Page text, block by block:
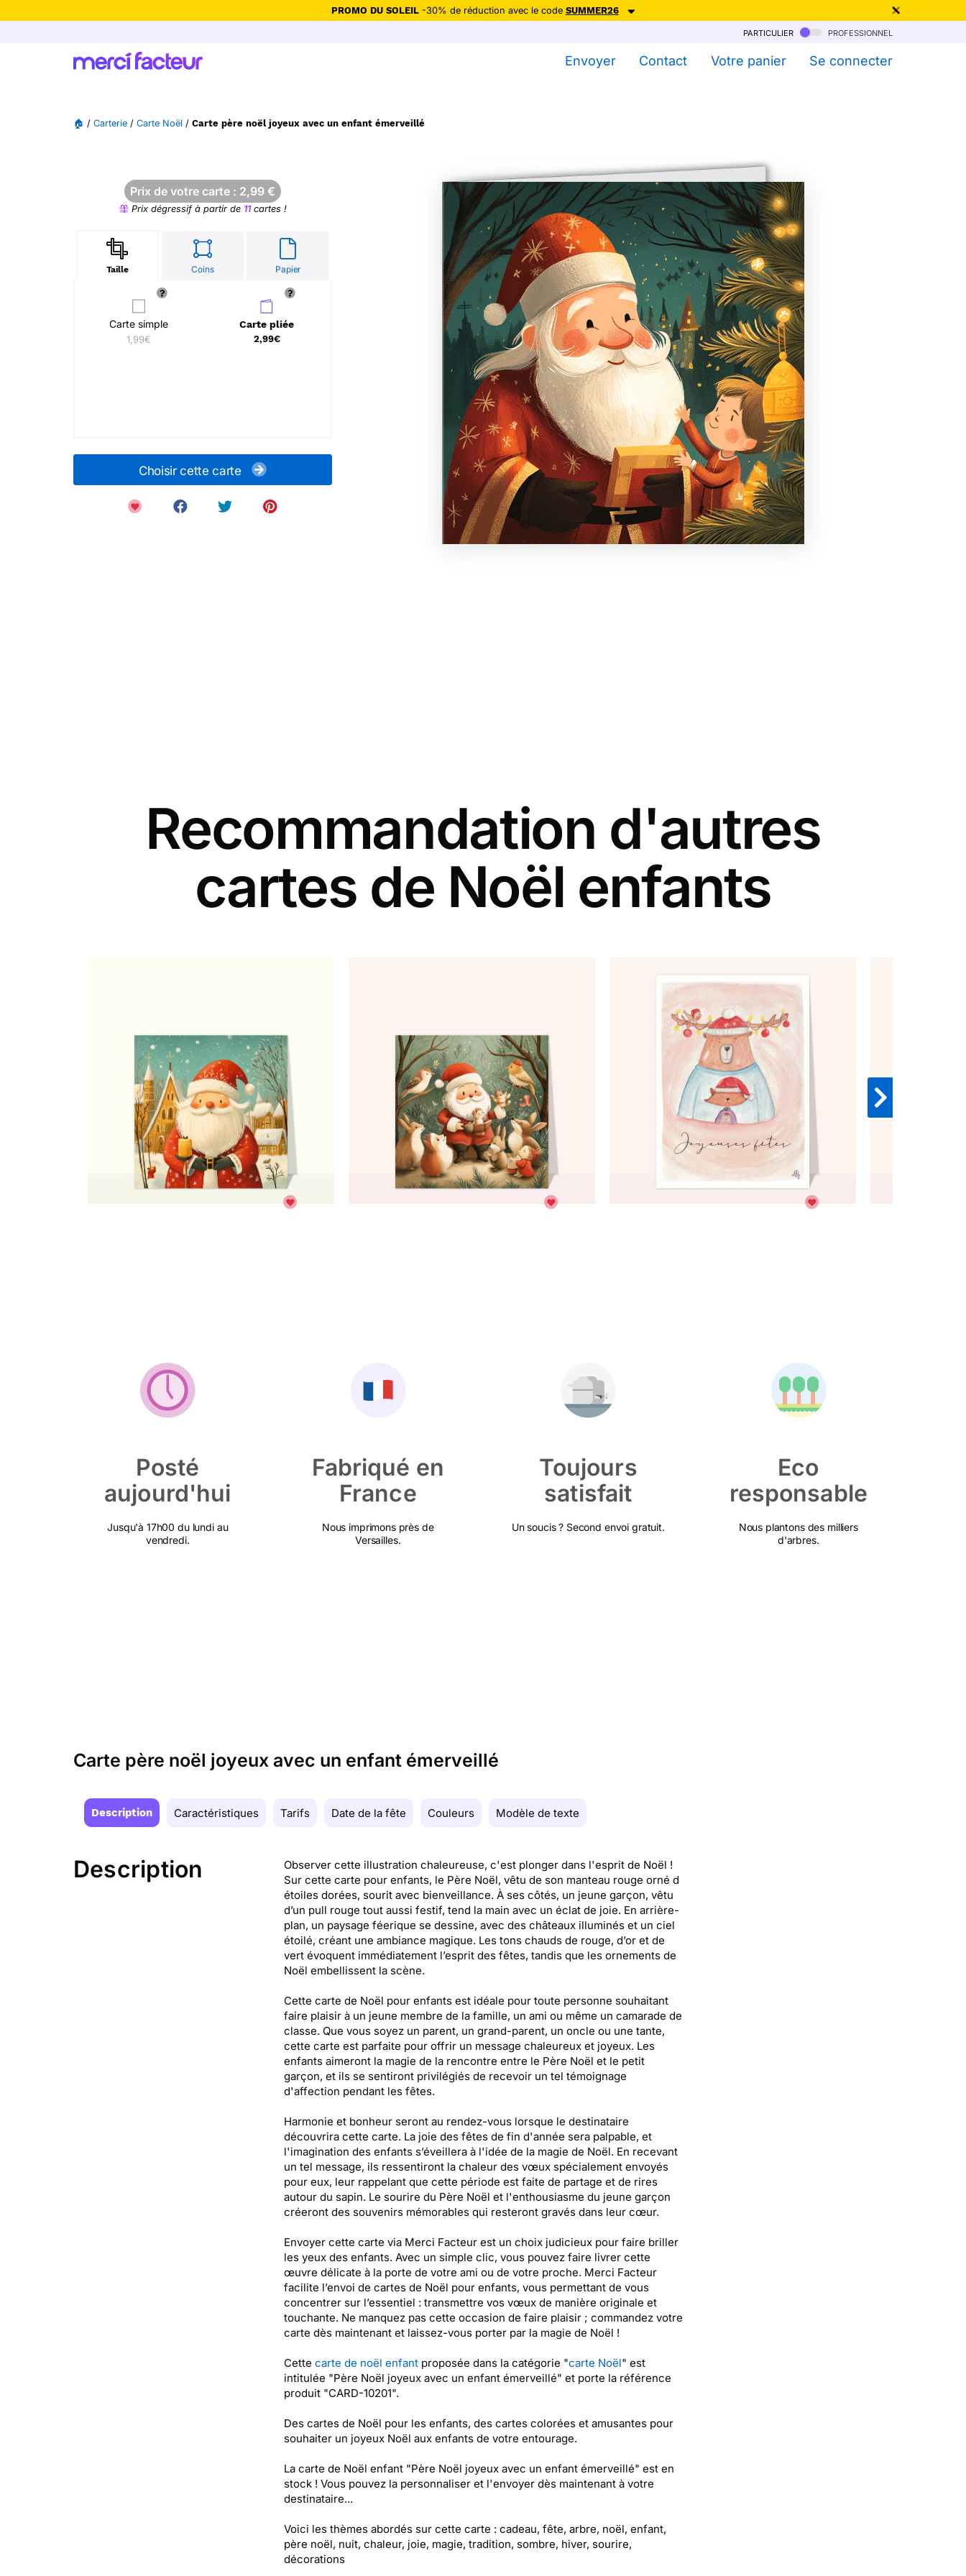
PROMO DU SOLEIL-30% de réduction avec le code SUMMER26
particulier professionnel
Envoyer Contact Votre panier Se connecter
🏠 / Carterie / Carte Noël / Carte père noël joyeux avec un enfant émerveillé
Prix de votre carte : 2,99 €
Prix dégressif à partir de 11cartes !
Taille Coins Papier
Carte simple
1,99€
Carte pliée
2,99€
Choisir cette carte
Recommandation d'autres
cartes de Noël enfants
Posté
aujourd'hui
Jusqu'à 17h00 du lundi au
vendredi.
Fabriqué en
France
Nous imprimons près de
Versailles.
Toujours
satisfait
Un soucis ? Second envoi gratuit.
Eco
responsable
Nous plantons des milliers
d'arbres.
Carte père noël joyeux avec un enfant émerveillé
Description Caractéristiques Tarifs Date de la fête Couleurs Modèle de texte
Description
Observer cette illustration chaleureuse, c'est plonger dans l'esprit de Noël !
Sur cette carte pour enfants, le Père Noël, vêtu de son manteau rouge orné d
étoiles dorées, sourit avec bienveillance. À ses côtés, un jeune garçon, vêtu
d’un pull rouge tout aussi festif, tend la main avec un éclat de joie. En arrière-
plan, un paysage féerique se dessine, avec des châteaux illuminés et un ciel
étoilé, créant une ambiance magique. Les tons chauds de rouge, d’or et de
vert évoquent immédiatement l’esprit des fêtes, tandis que les ornements de
Noël embellissent la scène.
Cette carte de Noël pour enfants est idéale pour toute personne souhaitant
faire plaisir à un jeune membre de la famille, un ami ou même un camarade de
classe. Que vous soyez un parent, un grand-parent, un oncle ou une tante,
cette carte est parfaite pour offrir un message chaleureux et joyeux. Les
enfants aimeront la magie de la rencontre entre le Père Noël et le petit
garçon, et ils se sentiront privilégiés de recevoir un tel témoignage
d'affection pendant les fêtes.
Harmonie et bonheur seront au rendez-vous lorsque le destinataire
découvrira cette carte. La joie des fêtes de fin d'année sera palpable, et
l'imagination des enfants s’éveillera à l'idée de la magie de Noël. En recevant
un tel message, ils ressentiront la chaleur des vœux spécialement envoyés
pour eux, leur rappelant que cette période est faite de partage et de rires
autour du sapin. Le sourire du Père Noël et l'enthousiasme du jeune garçon
créeront des souvenirs mémorables qui resteront gravés dans leur cœur.
Envoyer cette carte via Merci Facteur est un choix judicieux pour faire briller
les yeux des enfants. Avec un simple clic, vous pouvez faire livrer cette
œuvre délicate à la porte de votre ami ou de votre proche. Merci Facteur
facilite l’envoi de cartes de Noël pour enfants, vous permettant de vous
concentrer sur l’essentiel : transmettre vos vœux de manière originale et
touchante. Ne manquez pas cette occasion de faire plaisir ; commandez votre
carte dès maintenant et laissez-vous porter par la magie de Noël !
Cette carte de noël enfantproposée dans la catégorie "carte Noël" est
intitulée "Père Noël joyeux avec un enfant émerveillé" et porte la référence
produit "CARD-10201".
Des cartes de Noël pour les enfants, des cartes colorées et amusantes pour
souhaiter un joyeux Noël aux enfants de votre entourage.
La carte de Noël enfant "Père Noël joyeux avec un enfant émerveillé" est en
stock ! Vous pouvez la personnaliser et l'envoyer dès maintenant à votre
destinataire...
Voici les thèmes abordés sur cette carte : cadeau, fête, arbre, noël, enfant,
père noël, nuit, chaleur, joie, magie, tradition, sombre, hiver, sourire,
décorations